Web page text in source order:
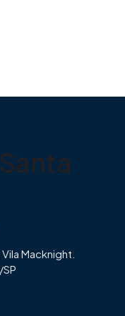
Macknight.